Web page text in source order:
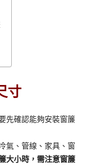
寸
先確認能夠安裝窗簾
氣、管線、家具、窗
大小時，需注意窗簾